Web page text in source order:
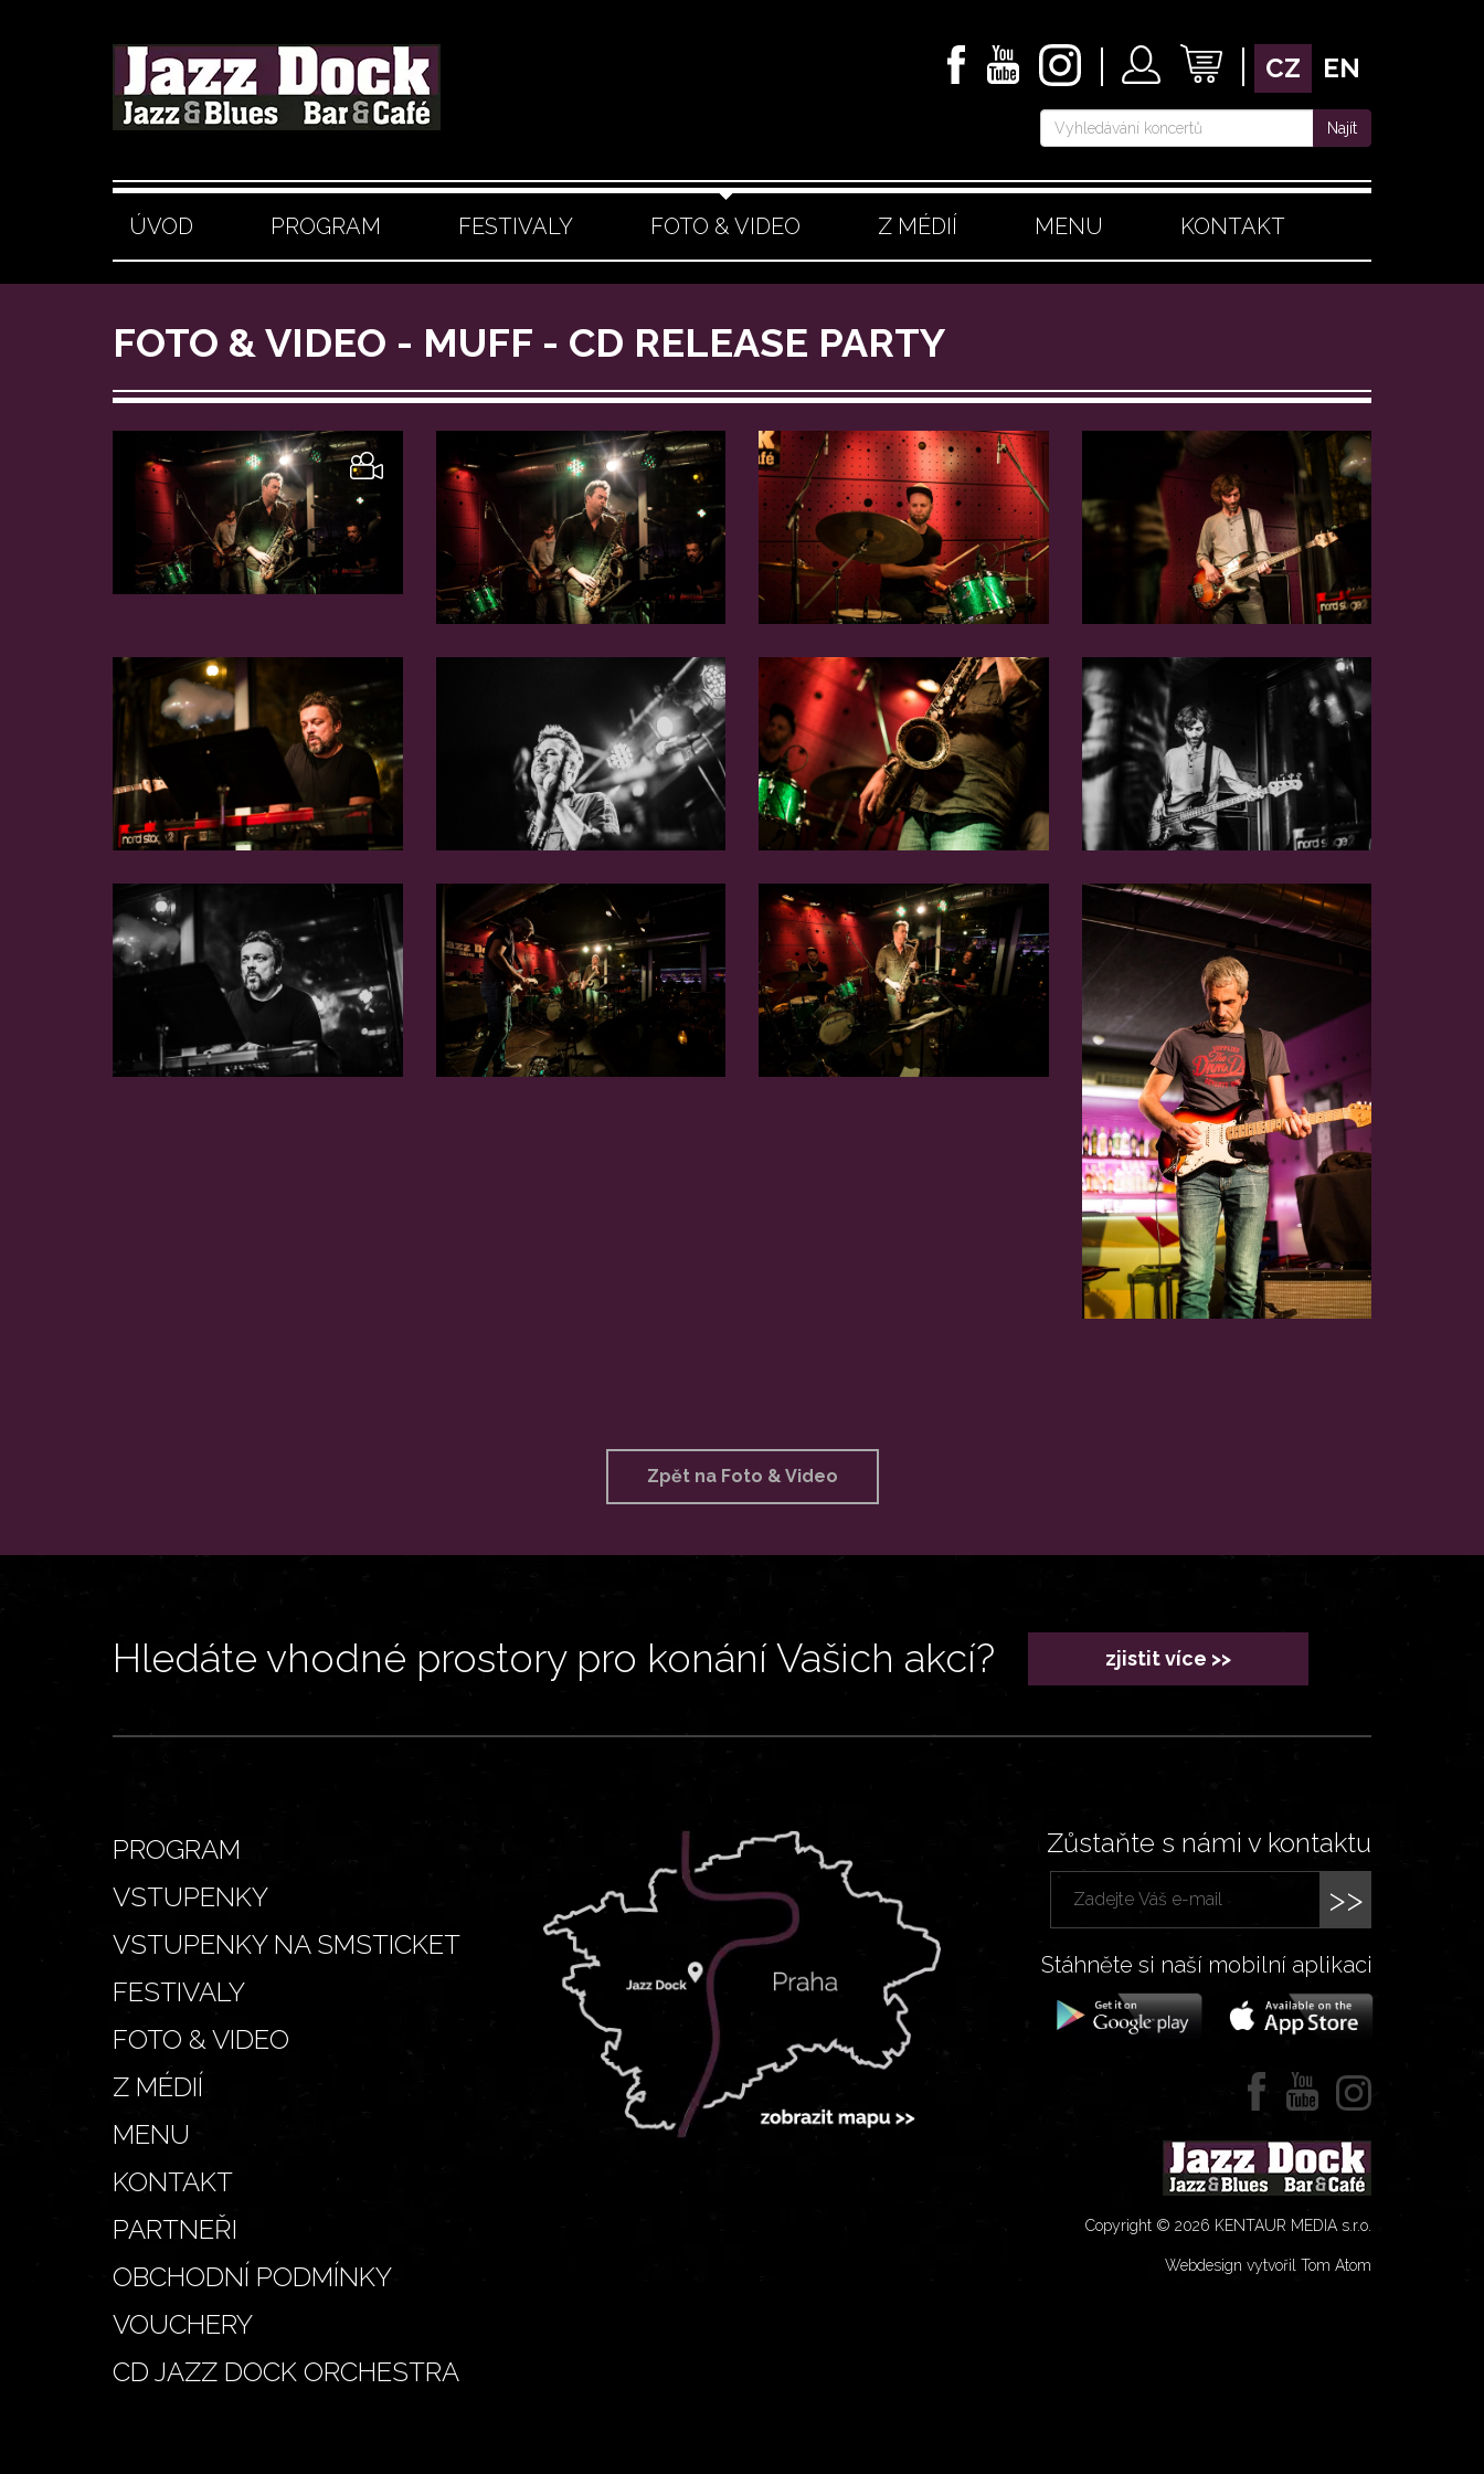
CZ EN
Najít
ÚVOD PROGRAM FESTIVALY FOTO & VIDEO Z MÉDIÍ MENU KONTAKT
FOTO & VIDEO - MUFF - CD RELEASE PARTY
Zpět na Foto & Video
Hledáte vhodné prostory pro konání Vašich akcí? zjistit více >>
PROGRAM
VSTUPENKY
VSTUPENKY NA SMSTICKET
FESTIVALY
FOTO & VIDEO
Z MÉDIÍ
MENU
KONTAKT
PARTNEŘI
OBCHODNÍ PODMÍNKY
VOUCHERY
CD JAZZ DOCK ORCHESTRA
Zůstaňte s námi v kontaktu
>>
Stáhněte si naší mobilní aplikaci
Copyright © 2026 KENTAUR MEDIA s.r.o.
Webdesign vytvořil Tom Atom